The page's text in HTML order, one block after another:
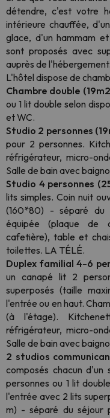
détendre, c'est votre
intérieure chauffée,
glace, d'un hammam
sont proposés avec
auprès de l'hébergement.
L'hôtel dispose de
Chambre double
ou 1 lit double selon
et WC.
Studio 2 personnes
pour 2 personnes.
réfrigérateur, micro-
Salle de bain avec
Studio 4 personnes
lits simples. Coin nuit
(160*80) - séparé du
équipée (plaque de
cafetière), table et
toilettes. LA TÉLÉ.
Duplex familial 4-6
un canapé lit 2
superposés (taille
l'entrée ou en haut.
(à l'étage).
réfrigérateur, micro-
Salle de bain avec
2 studios
composés chacun
personnes ou 1 lit
l'entrée avec 2 lits
m) - séparé du séjour